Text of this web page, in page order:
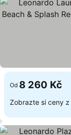
Od 8 260 Kč
Zobrazte si ceny z